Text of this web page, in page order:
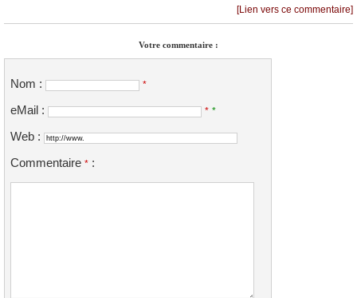
[Lien vers ce commentaire]
Votre commentaire :
Nom : *
eMail : * *
Web :
Commentaire * :